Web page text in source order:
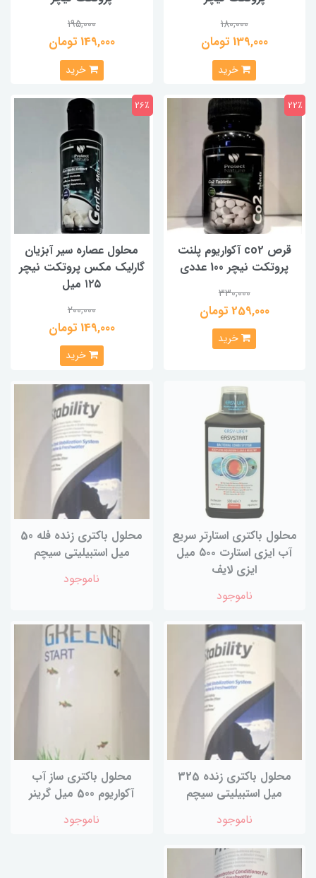
180,000
139,000 تومان
خرید
195,000
149,000 تومان
خرید
قرص co2 آکواریوم پلنت
پروتکت نیچر 100 عددی
330,000
259,000 تومان
22٪
خرید
محلول عصاره سیر آبزیان
گارلیک مکس پروتکت نیچر
۱۲۵ میل
200,000
149,000 تومان
26٪
خرید
محلول باکتری استارتر سریع
آب ایزی استارت ۵۰۰ میل
ایزی لایف
ناموجود
محلول باکتری زنده فله 50
میل استبیلیتی سیچم
ناموجود
محلول باکتری زنده 325
میل استبیلیتی سیچم
ناموجود
محلول باکتری ساز آب
آکواریوم 500 میل گرینر
ناموجود